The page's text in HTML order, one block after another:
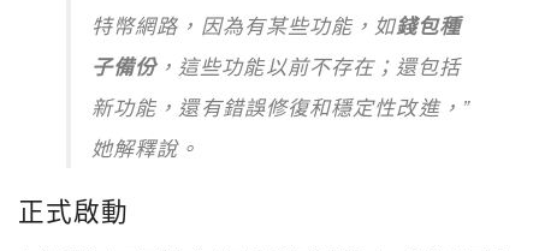
特幣網路，因為有某些功能，如錢包種
子備份，這些功能以前不存在；還包括
新功能，還有錯誤修復和穩定性改進，”
她解釋說。
正式啟動